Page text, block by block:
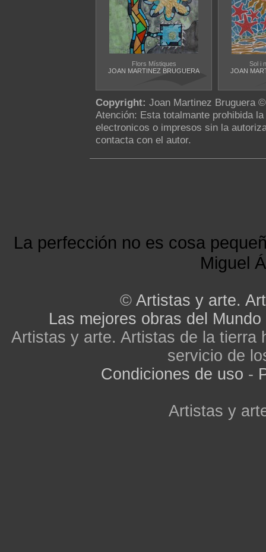
Flors Místiques
JOAN MARTINEZ BRUGUERA
Sol i
JOAN
Copyright: Joan Martinez Bruguera ©
Atención: Esta totalmante prohibida
electronicos o impresos sin la
contacta con el autor.
La perfección no es cosa
Miguel
© Artistas y arte.
Las mejores obras del Mundo
Artistas y arte. Artistas de la tierra
servicio de
Condiciones de uso -
Artistas y